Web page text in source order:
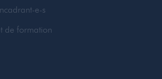
e-s
de formation